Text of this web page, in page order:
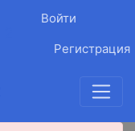
Войти
Регистрация